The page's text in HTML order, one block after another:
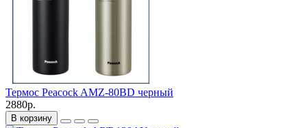
Термос Peacock AMZ-80BD черный
2880р.
В корзину